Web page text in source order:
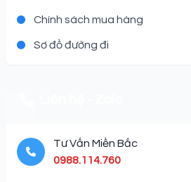
Chính sách mua hàng
Sơ đồ đường đi
Tư Vấn Miền Bắc
0988.114.760